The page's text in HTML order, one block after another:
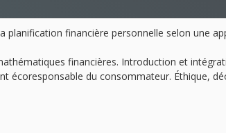
financière personnelle selon une
financières. Introduction et
écoresponsable du consommateur. Éthique,